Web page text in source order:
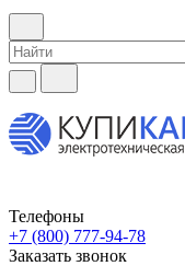
Телефоны
+7 (800) 777-94-78
Заказать звонок